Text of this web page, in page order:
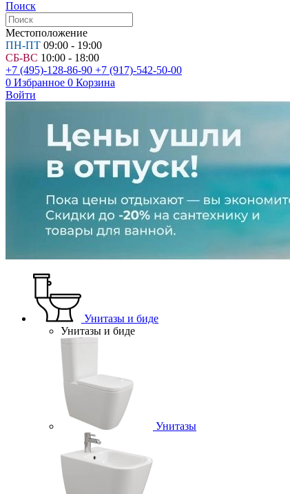
Поиск
Местоположение
ПН-ПТ 09:00 - 19:00
СБ-ВС 10:00 - 18:00
+7 (495)-128-86-90 +7 (917)-542-50-00
0 Избранное 0 Корзина
Войти
Унитазы и биде
Унитазы и биде
Унитазы